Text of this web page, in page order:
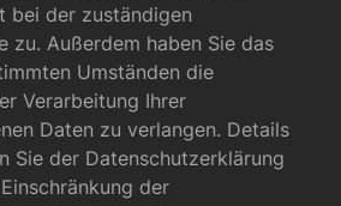
bei der zuständigen
zu. Außerdem haben Sie das
Umständen die
Verarbeitung Ihrer
Daten zu verlangen. Details
Sie der Datenschutzerklärung
der